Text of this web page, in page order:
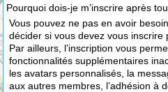
Pourquoi dois-je m’inscrire après
Vous pouvez ne pas en avoir
décider si vous devez vous inscrire
Par ailleurs, l’inscription vous
fonctionnalités supplémentaires
les avatars personnalisés, la
aux autres membres, l’adhésion à